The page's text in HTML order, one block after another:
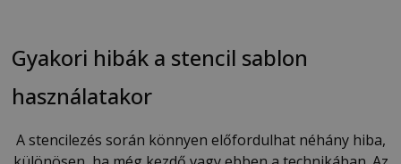
Gyakori hibák a stencil sablon
használatakor
A stencilezés során könnyen előfordulhat néhány hiba,